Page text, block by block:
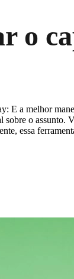
o
E a melhor
o assunto.
essa